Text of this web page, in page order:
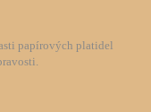
papírových platidel